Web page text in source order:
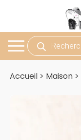
Recherche
de
produits
Accueil > Maison >